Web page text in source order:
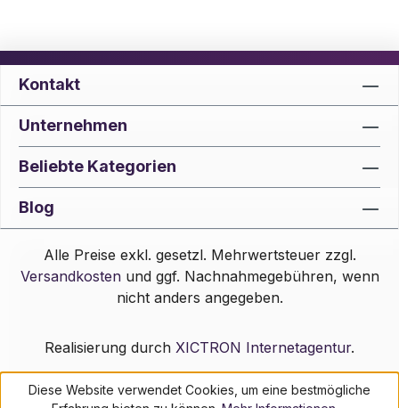
Kontakt
Unternehmen
Beliebte Kategorien
Blog
Alle Preise exkl. gesetzl. Mehrwertsteuer zzgl.
Versandkostenund ggf. Nachnahmegebühren, wenn
nicht anders angegeben.
Realisierung durch XICTRON Internetagentur.
Diese Website verwendet Cookies, um eine bestmögliche